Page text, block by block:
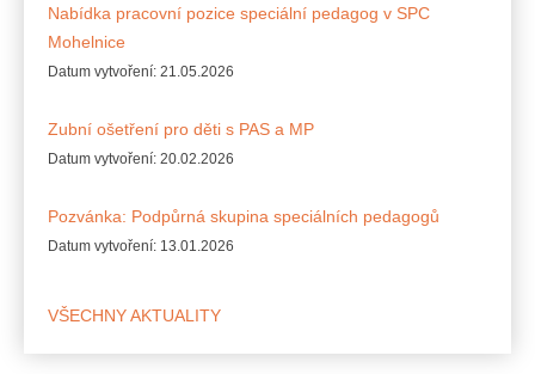
Nabídka pracovní pozice speciální pedagog v SPC
Mohelnice
Datum vytvoření: 21.05.2026
Zubní ošetření pro děti s PAS a MP
Datum vytvoření: 20.02.2026
Pozvánka: Podpůrná skupina speciálních pedagogů
Datum vytvoření: 13.01.2026
VŠECHNY AKTUALITY